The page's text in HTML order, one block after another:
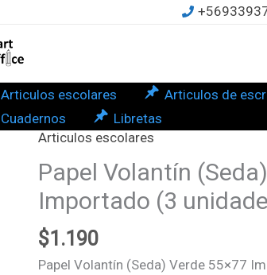
Articulos escolares Articulos de
Cuadernos
Libretas
Articulos escolares
Papel Volantín
Importado (3
$1.190
Papel Volantín (Seda) Verde 55×77
Papel
Volantín
(Seda)
Verde
55x77
Importado
Verde
(3
cantidad